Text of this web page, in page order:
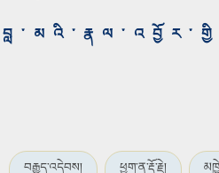
བརྒྱུད་འདེབས། ཕྱག་ན་རྡོ་རྗེ།